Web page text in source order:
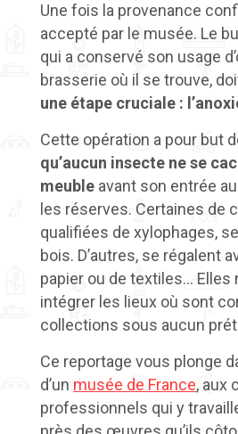
Une fois la provenance
accepté par le musée. Le
qui a conservé son usage
brasserie où il se trouve,
une étape cruciale :
Cette opération a pour but
qu’aucun insecte ne se
meuble avant son entrée
les réserves. Certaines de
qualifiées de xylophages,
bois. D’autres, se régalent
papier ou de textiles… Elles
intégrer les lieux où sont
collections sous aucun
Ce reportage vous plonge
d’un musée de France, aux
professionnels qui y